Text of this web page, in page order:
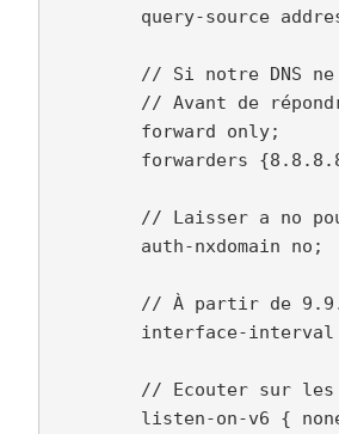
query-source
// Si notre DNS
// Avant de
        forward only;
forwarders
// Laisser a no
auth-nxdomain no;
// À partir de
interface-interval
// Ecouter sur
listen-on-v6 {